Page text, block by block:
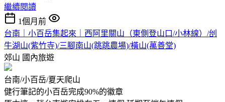
繼續閱讀
1個月前
台南｜小百岳集起來｜西阿里關山（東側登山口/小林線）/刣
牛湖山(紫竹寺)/三腳南山(跳跳農場)/橫山(萬善堂)
郊山 國內旅遊
台南/小百岳/夏天爬山
健行筆記的小百岳完成90%的徽章